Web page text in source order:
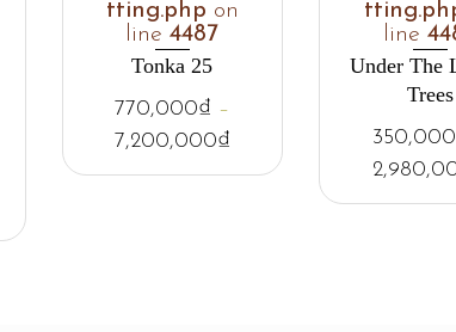
tting.php on
line4487
Tonka 25
770,000₫ –
7,200,000₫
line
Under The
Trees
350,000